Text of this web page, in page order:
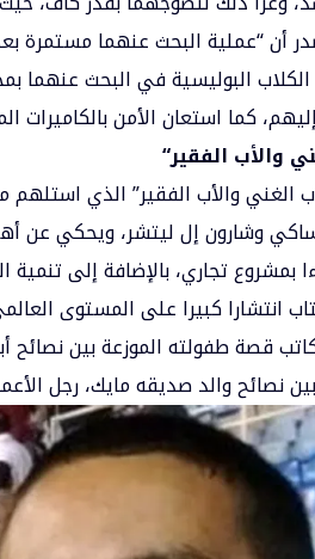
أن “عملية البحث عنهما مستمرة
الكلاب البوليسيةفي البحث عنهما
كما استعان الأمن بالكاميرات
والأب الفقير“
الغني والأب الفقير” الذي استلهم
وشارون إل ليتشر، ويحكي عن
بمشروع تجاري، بالإضافة إلى تنمية
انتشارا كبيرا على المستوى
قصة طفولته الموزعة بين نصائح
نصائح والد صديقه مايك، رجل